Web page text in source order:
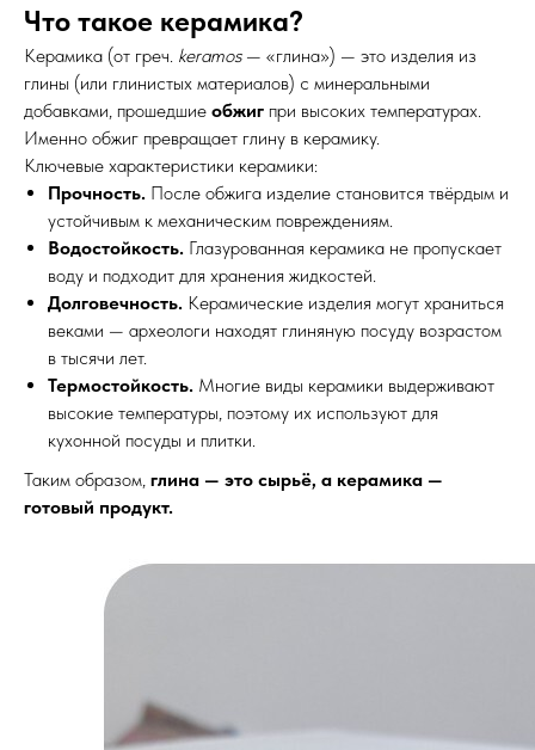
Что такое керамика?
Керамика (от греч. keramos— «глина») — это изделия из
глины (или глинистых материалов) с минеральными
добавками, прошедшие обжиг при высоких температурах.
Именно обжиг превращает глину в керамику.
Ключевые характеристики керамики:
Прочность. После обжига изделие становится твёрдым и
устойчивым к механическим повреждениям.
Водостойкость. Глазурованная керамика не пропускает
воду и подходит для хранения жидкостей.
Долговечность. Керамические изделия могут храниться
веками — археологи находят глиняную посуду возрастом
в тысячи лет.
Термостойкость. Многие виды керамики выдерживают
высокие температуры, поэтому их используют для
кухонной посуды и плитки.
Таким образом, глина — это сырьё, а керамика —
готовый продукт.